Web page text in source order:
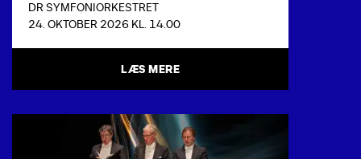
DR SYMFONIORKESTRET
24. OKTOBER 2026 KL. 14.00
LÆS MERE